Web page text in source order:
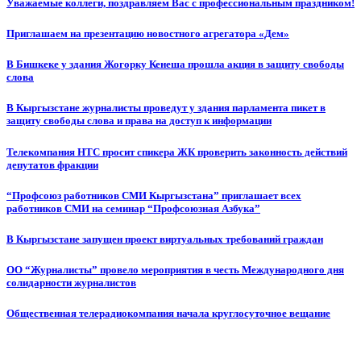
Уважаемые коллеги, поздравляем Вас с профессиональным праздником!
Приглашаем на презентацию новостного агрегатора «Дем»
В Бишкеке у здания Жогорку Кенеша прошла акция в защиту свободы
слова
В Кыргызстане журналисты проведут у здания парламента пикет в
защиту свободы слова и права на доступ к информации
Телекомпания НТС просит спикера ЖК проверить законность действий
депутатов фракции
“Профсоюз работников СМИ Кыргызстана” приглашает всех
работников СМИ на семинар “Профсоюзная Азбука”
В Кыргызстане запущен проект виртуальных требований граждан
ОО “Журналисты” провело мероприятия в честь Международного дня
солидарности журналистов
Общественная телерадиокомпания начала круглосуточное вещание